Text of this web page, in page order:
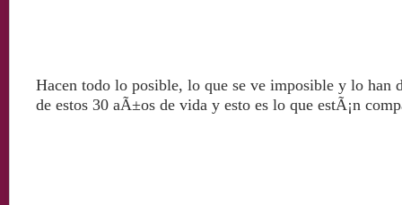
Hacen todo lo posible, lo que se ve imposible y lo han
de estos 30 aÃ±os de vida y esto es lo que estÃ¡n